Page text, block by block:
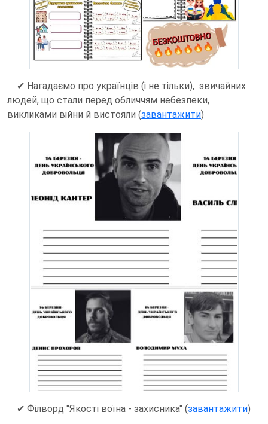
✔ Нагадаємо про українців (і не тільки), звичайних
людей, що стали перед обличчям небезпеки,
викликами війни й вистояли (завантажити)
✔ Філворд "Якості воїна - захисника" (завантажити)